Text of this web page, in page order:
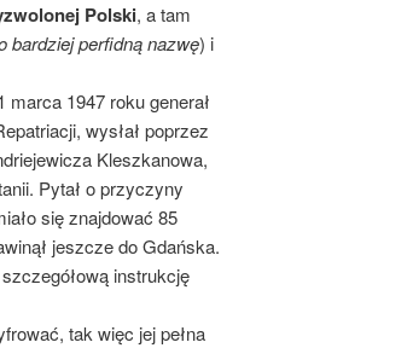
Polski, a tam
bardziej perfidną nazwę) i
1947 roku generał
wysłał poprzez
Kleszkanowa,
Pytał o przyczyny
się znajdować 85
jeszcze do Gdańska.
instrukcję
tak więc jej pełna